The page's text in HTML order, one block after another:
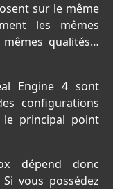
sur le même
les mêmes
qualités…
Engine 4 sont
configurations
principal point
dépend donc
vous possédez